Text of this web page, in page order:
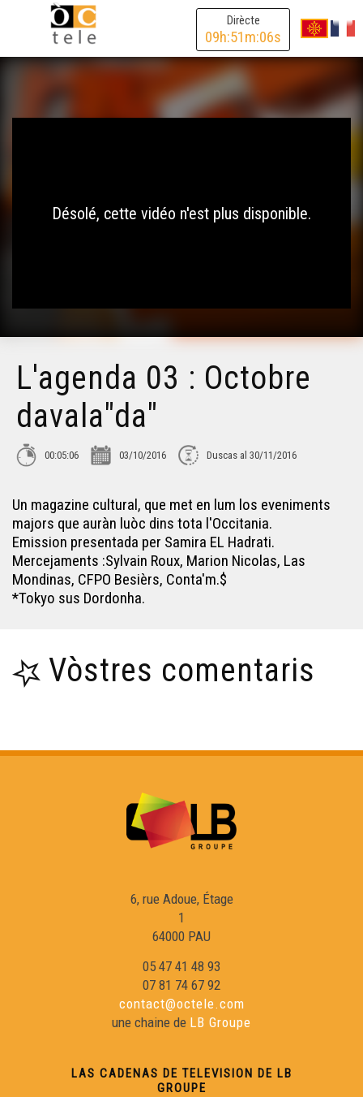
Dirècte
09h:51m:06s
Désolé, cette vidéo n'est plus disponible.
L'agenda 03 : Octobre
davala"da"
00:05:06 03/10/2016 Duscas al 30/11/2016
Un magazine cultural, que met en lum los eveniments
majors que auràn luòc dins tota l'Occitania.
Emission presentada per Samira EL Hadrati.
Mercejaments :Sylvain Roux, Marion Nicolas, Las
Mondinas, CFPO Besièrs, Conta'm.$
*Tokyo sus Dordonha.
Vòstres comentaris
6, rue Adoue, Étage
1
64000 PAU
05 47 41 48 93
07 81 74 67 92
contact@octele.com
une chaine de LB Groupe
LAS CADENAS DE TELEVISION DE LB
GROUPE